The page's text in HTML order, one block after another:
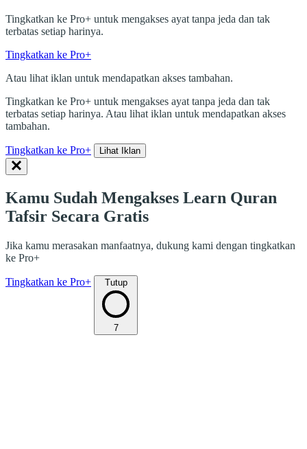
Tingkatkan ke Pro+ untuk mengakses ayat tanpa jeda dan tak
terbatas setiap harinya.
Tingkatkan ke Pro+
Atau lihat iklan untuk mendapatkan akses tambahan.
Tingkatkan ke Pro+ untuk mengakses ayat tanpa jeda dan tak
terbatas setiap harinya. Atau lihat iklan untuk mendapatkan akses
tambahan.
Tingkatkan ke Pro+ Lihat Iklan
Kamu Sudah Mengakses Learn Quran
Tafsir Secara Gratis
Jika kamu merasakan manfaatnya, dukung kami dengan tingkatkan
ke Pro+
Tingkatkan ke Pro+ Tutup
7